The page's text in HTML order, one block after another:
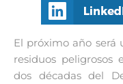
El próximo año será
residuos
dos décadas del